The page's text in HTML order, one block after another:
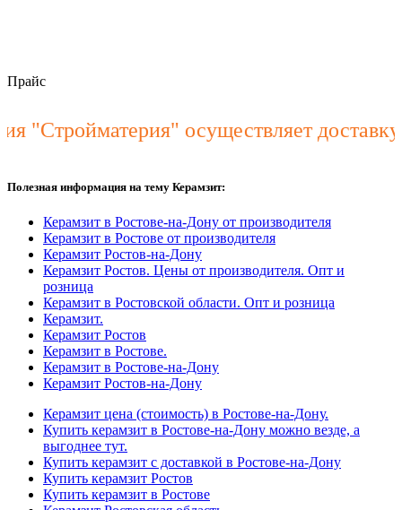
Прайс
осуществляет
Полезная информация на тему Керамзит:
Керамзит в Ростове-на-Дону от производителя
Керамзит в Ростове от производителя
Керамзит Ростов-на-Дону
Керамзит Ростов. Цены от производителя. Опт и
розница
Керамзит в Ростовской области. Опт и розница
Керамзит.
Керамзит Ростов
Керамзит в Ростове.
Керамзит в Ростове-на-Дону
Керамзит Ростов-на-Дону
Керамзит цена (стоимость) в Ростове-на-Дону.
Купить керамзит в Ростове-на-Дону можно везде, а
выгоднее тут.
Купить керамзит с доставкой в Ростове-на-Дону
Купить керамзит Ростов
Купить керамзит в Ростове